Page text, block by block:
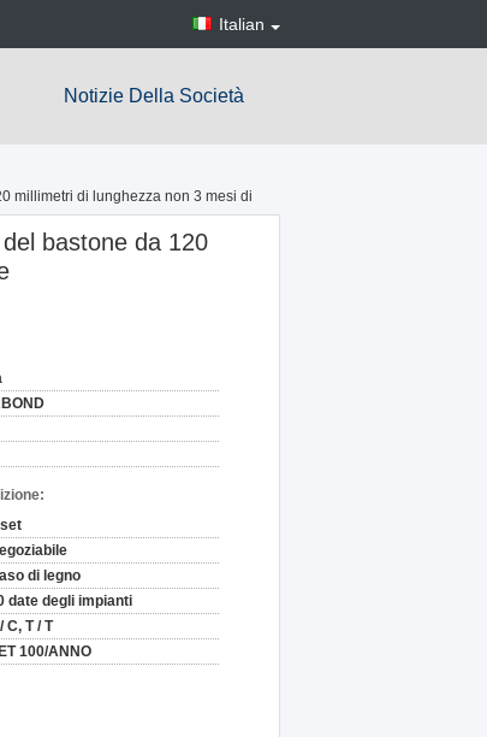
Italian
Notizie Della Società
millimetri di lunghezza non 3 mesi di
bastone da 120
di legno
date degli impianti
C, T / T
100/ANNO